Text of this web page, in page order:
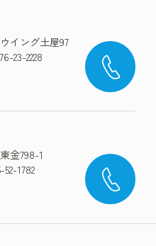
イング土屋97
23-2228
金798-1
1782